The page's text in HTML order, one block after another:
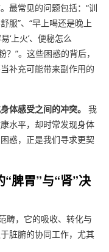
最常见的问题包括：“训
服”、“早上喝还是晚上
‘上火’、便秘怎么
”。这些困惑的背后，
补充可能带来副作用的
体感受之间的冲突。
我
水平，却时常发现身体
惑，正是我们寻求更契
脾胃”与“肾”决
畴，它的吸收、转化与
脏腑的协同工作，尤其